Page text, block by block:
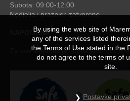
Subota: 09:00-12:00
Nedjelja i praznici: zatvoreno
NAPOMENA
Za sve informacije i upite dostupni
By using the web site of
any of the services listed
the Terms of Use stated in the
do not agree to the terms of
site.
Postavke